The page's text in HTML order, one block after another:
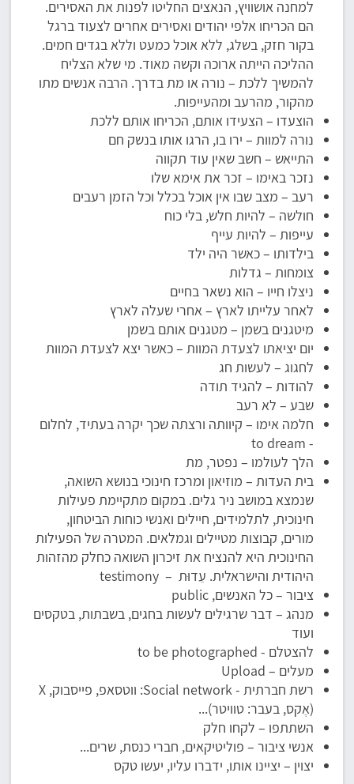
למחנה אושוויץ, הנאצים החליטו לפנות את האסירים.
הם הכריחו אלפי יהודים ואסירים אחרים לצעוד ברגל
בקור חזק, בשלג, ללא אוכל כמעט וללא בגדים חמים.
ההליכה הייתה ארוכה וקשה מאוד. מי שלא הצליח
להמשיך ללכת – נורה או מת בדרך. הרבה אנשים מתו
מהקור, מהרעב ומהעייפות.
הוצעדו – הצעידו אותם, הכריחו אותם ללכת
נורה למוות – ירו בו, הרגו אותו בנשק חם
התייאש – חשב שאין עוד תקווה
נזכר באימו – זכר את אימא שלו
רעב – מצב שבו אין אוכל בכלל וכל הזמן רעבים
חולשה – להיות חלש, בלי כוח
עייפות – להיות עייף
בילדותו – כאשר היה ילד
צומחות – גדלות
ניצלו חייו – הוא נשאר בחיים
לאחר עלייתו לארץ – אחרי שעלה לארץ
מיטגנים בשמן – מטגנים אותם בשמן
יום יציאתו לצעדת המוות – כאשר יצא לצעדת המוות
לחגוג – לעשות חג
להודות – להגיד תודה
שבע – לא רעב
חלמה אימו – קיוותה ורצתה שכך יקרה בעתיד, לחלום
- to dream
הלך לעולמו – נפטר, מת
בית העדות – מוזיאון ומרכז חינוכי בנושא השואה,
שנמצא במושב ניר גלים. במקום מתקיימת פעילות
חינוכית, לתלמידים, חיילים ואנשי כוחות הביטחון,
מורים, קבוצות מטיילים וגמלאים. המטרה של הפעילות
החינוכית היא להנציח את זיכרון השואה כחלק מהזהות
היהודית והישראלית. עֵדוּת – testimony
ציבור – כל האנשים, public
מנהג – דבר שרגילים לעשות בחגים, בשבתות, בטקסים
ועוד
להצטלם - to be photographed
מעלים – Upload
רשת חברתית - Social network: ווטסאפ, פייסבוק, X
(אֶקס, בעבר: טוויטר)...
השתתפו – לקחו חלק
אנשי ציבור – פוליטיקאים, חברי כנסת, שרים...
יצוין – יציינו אותו, ידברו עליו, יעשו טקס